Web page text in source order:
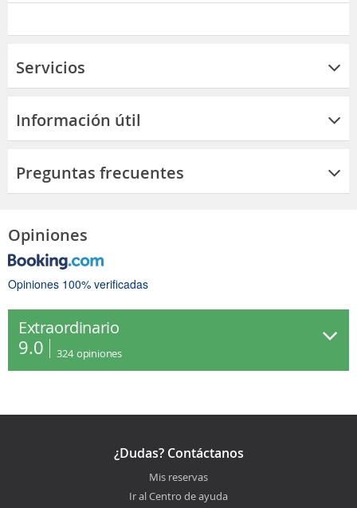
Servicios
Información útil
Preguntas frecuentes
Opiniones
Opiniones 100% verificadas
Extraordinario
9.0 324 opiniones
¿Dudas? Contáctanos
Mis reservas
Ir al Centro de ayuda